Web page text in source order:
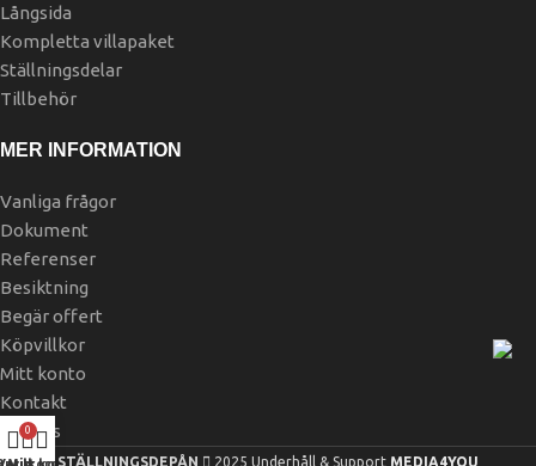
Långsida
Kompletta villapaket
Ställningsdelar
Tillbehör
MER INFORMATION
Vanliga frågor
Dokument
Referenser
Besiktning
Begär offert
Köpvillkor
Mitt konto
Kontakt
Om oss
STÄLLNINGSDEPÅN 2025 Underhåll & Support MEDIA4YOU
0